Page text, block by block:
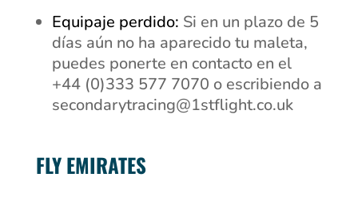
Equipaje perdido: Si en un plazo de 5
días aún no ha aparecido tu maleta,
puedes ponerte en contacto en el
+44 (0)333 577 7070 o escribiendo a
secondarytracing@1stflight.co.uk
FLY EMIRATES